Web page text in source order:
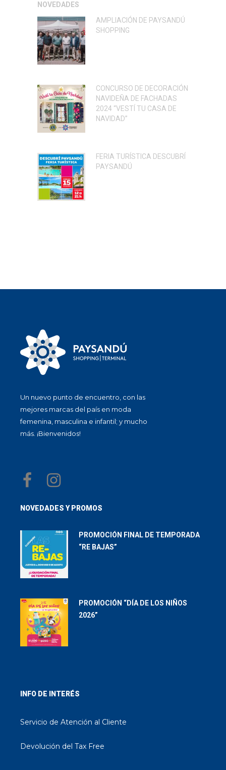
NOVEDADES
AMPLIACIÓN DE PAYSANDÚ
SHOPPING
CONCURSO DE DECORACIÓN
NAVIDEÑA DE FACHADAS
2024 “VESTÍ TU CASA DE
NAVIDAD”
FERIA TURÍSTICA DESCUBRÍ
PAYSANDÚ
Un nuevo punto de encuentro, con las
mejores marcas del país en moda
femenina, masculina e infantil; y mucho
más. ¡Bienvenidos!
NOVEDADES Y PROMOS
PROMOCIÓN FINAL DE TEMPORADA
“RE BAJAS”
PROMOCIÓN “DÍA DE LOS NIÑOS
2026”
INFO DE INTERÉS
Servicio de Atención al Cliente
Devolución del Tax Free